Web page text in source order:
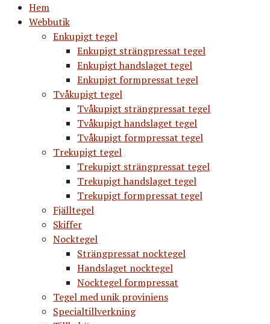
Hem
Webbutik
Enkupigt tegel
Enkupigt strängpressat tegel
Enkupigt handslaget tegel
Enkupigt formpressat tegel
Tvåkupigt tegel
Tvåkupigt strängpressat tegel
Tvåkupigt handslaget tegel
Tvåkupigt formpressat tegel
Trekupigt tegel
Trekupigt strängpressat tegel
Trekupigt handslaget tegel
Trekupigt formpressat tegel
Fjälltegel
Skiffer
Nocktegel
Strängpressat nocktegel
Handslaget nocktegel
Nocktegel formpressat
Tegel med unik proviniens
Specialtillverkning